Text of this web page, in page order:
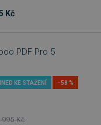
Kč
PDF Pro 5
KE STAŽENÍ −58 %
995 Kč